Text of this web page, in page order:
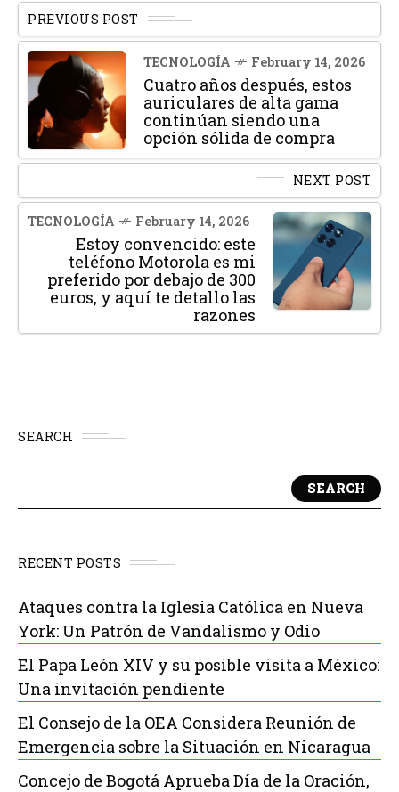
PREVIOUS POST
TECNOLOGÍA February 14, 2026
Cuatro años después, estos
auriculares de alta gama
continúan siendo una
opción sólida de compra
NEXT POST
TECNOLOGÍA February 14, 2026
Estoy convencido: este
teléfono Motorola es mi
preferido por debajo de 300
euros, y aquí te detallo las
razones
SEARCH
SEARCH
RECENT POSTS
Ataques contra la Iglesia Católica en Nueva
York: Un Patrón de Vandalismo y Odio
El Papa León XIV y su posible visita a México:
Una invitación pendiente
El Consejo de la OEA Considera Reunión de
Emergencia sobre la Situación en Nicaragua
Concejo de Bogotá Aprueba Día de la Oración,